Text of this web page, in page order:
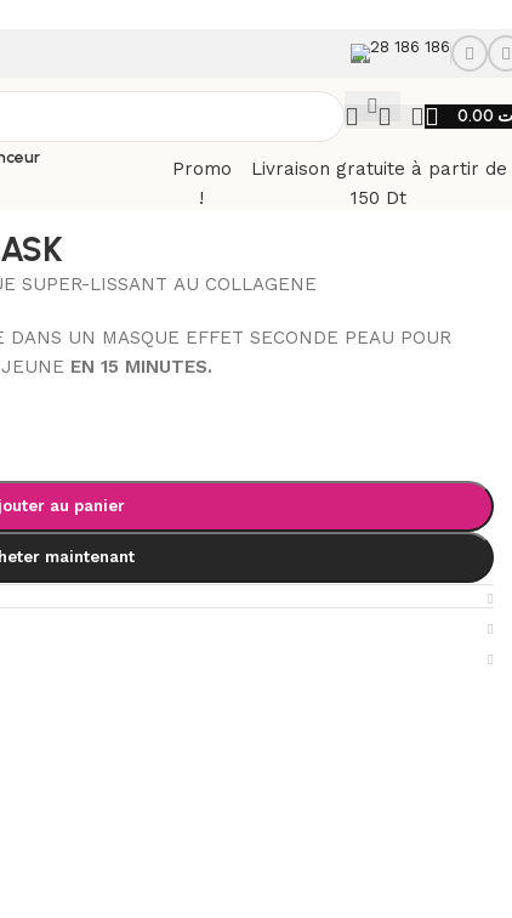
28 186 186
Promo
!
Livraison gratuite à partir de
150 Dt
SUPER-LISSANT AU COLLAGENE
DANS UN MASQUE EFFET SECONDE PEAU POUR
EN 15 MINUTES.
au panier
maintenant